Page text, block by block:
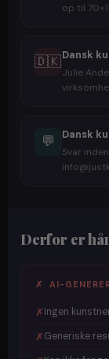
op til
🇩🇰Dansk
Julie
💬 Dansk
Svar
Derfor er
✗ AI-
✗Ingen
✗Generiske